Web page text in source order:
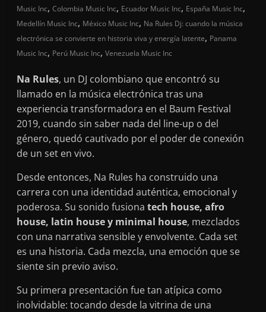
Music Inc,Colombia Music Inc, Ecuador Music Inc, España Music Inc,
Medellín Music Inc, México Music Inc, Na Rules Dj: cuando la música
electrónica se convierte en historia viva y energía latente, Panama
Music Inc, Perú Music Inc,Venezuela Music Inc
Na Rules, un DJ colombiano que encontró su
llamado en la música electrónica tras una
experiencia transformadora en el Baum Festival
2019, cuando sin saber nada del line-up o del
género, quedó cautivado por el poder de conexión
de un set en vivo.
Desde entonces, Na Rules ha construido una
carrera con una identidad auténtica, emocional y
poderosa. Su sonido fusionatech house, afro
house, latin house y minimal house, mezclados
con una narrativa sensible y envolvente. Cada set
es una historia. Cada mezcla, una emoción que se
siente sin previo aviso.
Su primera presentación fue tan atípica como
inolvidable: tocando desde la vitrina de una